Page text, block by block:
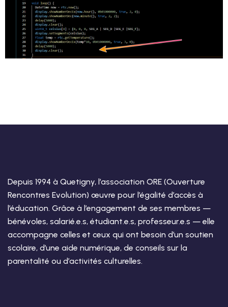
Depuis 1994 à Quetigny, l’association ORE (Ouverture
Rencontres Evolution) œuvre pour l’égalité d’accès à
l’éducation. Grâce à l’engagement de ses membres —
bénévoles, salarié.e.s, étudiant.e.s, professeur.e.s — elle
accompagne celles et ceux qui ont besoin d’un soutien
scolaire, d’une aide numérique, de conseils sur la
parentalité ou d’activités culturelles.